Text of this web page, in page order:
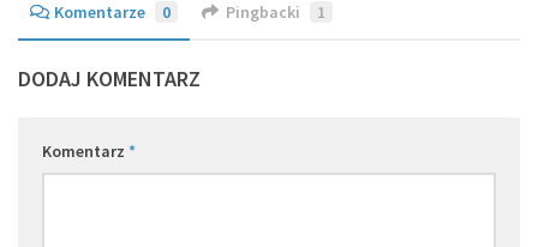
Komentarze 0 Pingbacki 1
DODAJ KOMENTARZ
Komentarz *